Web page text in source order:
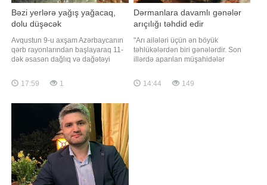
Bəzi yerlərə yağış yağacaq,
dolu düşəcək
Avqustun 9-u axşam Azərbaycanın
qərb rayonlarından başlayaraq 11-
dək əsasən dağlıq və dağətəyi
gözlənilir. Bu barədə BİG.AZ-a Milli
Hidrometeorologiya Xidmətindən
yağışın qısamüddətli leysan
xarakterli olacağı, şimşək çaxacağı,
17:59 1
Dərmanlara davamlı gənələr
arıçılığı təhdid edir
"Arı ailələri üçün ən böyük
təhlükələrdən biri gənələrdir. Son
illərdə aparılan müşahidələr
edən bəzi gənələr istifadə olunan
dərmanlara qarşı davamlılıq
14:44 149